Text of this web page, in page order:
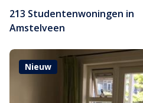
213 Studentenwoningen in
Amstelveen
Nieuw